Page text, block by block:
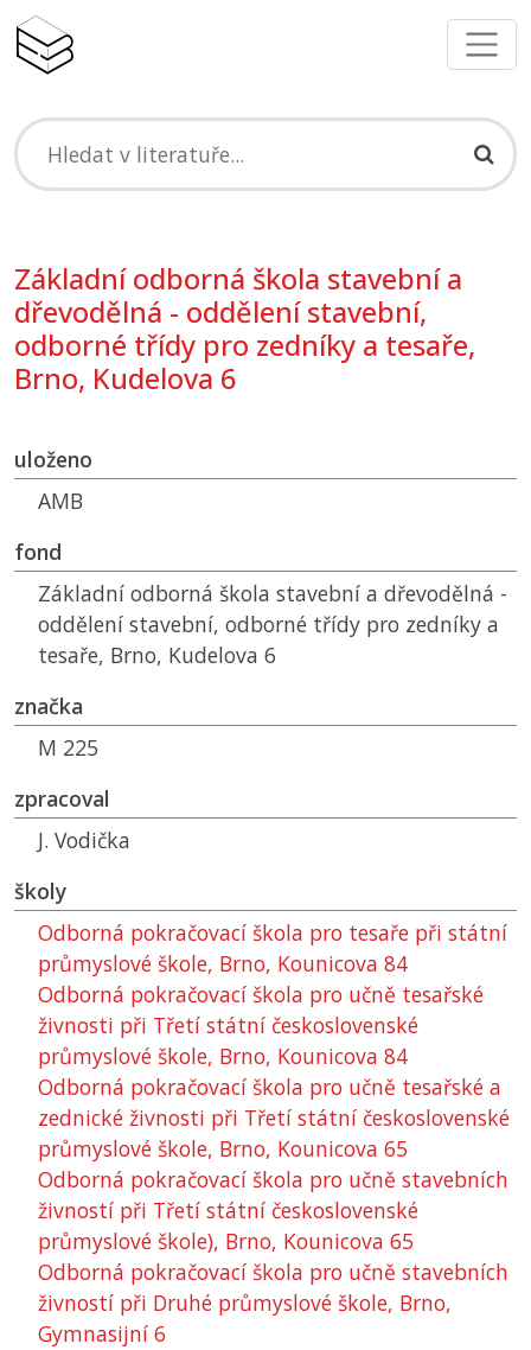
Základní odborná škola stavební a
dřevodělná - oddělení stavební,
odborné třídy pro zedníky a tesaře,
Brno, Kudelova 6
uloženo
AMB
fond
Základní odborná škola stavební a dřevodělná -
oddělení stavební, odborné třídy pro zedníky a
tesaře, Brno, Kudelova 6
značka
M 225
zpracoval
J. Vodička
školy
Odborná pokračovací škola pro tesaře při státní
průmyslové škole, Brno, Kounicova 84
Odborná pokračovací škola pro učně tesařské
živnosti při Třetí státní československé
průmyslové škole, Brno, Kounicova 84
Odborná pokračovací škola pro učně tesařské a
zednické živnosti při Třetí státní československé
průmyslové škole, Brno, Kounicova 65
Odborná pokračovací škola pro učně stavebních
živností při Třetí státní československé
průmyslové škole), Brno, Kounicova 65
Odborná pokračovací škola pro učně stavebních
živností při Druhé průmyslové škole, Brno,
Gymnasijní 6